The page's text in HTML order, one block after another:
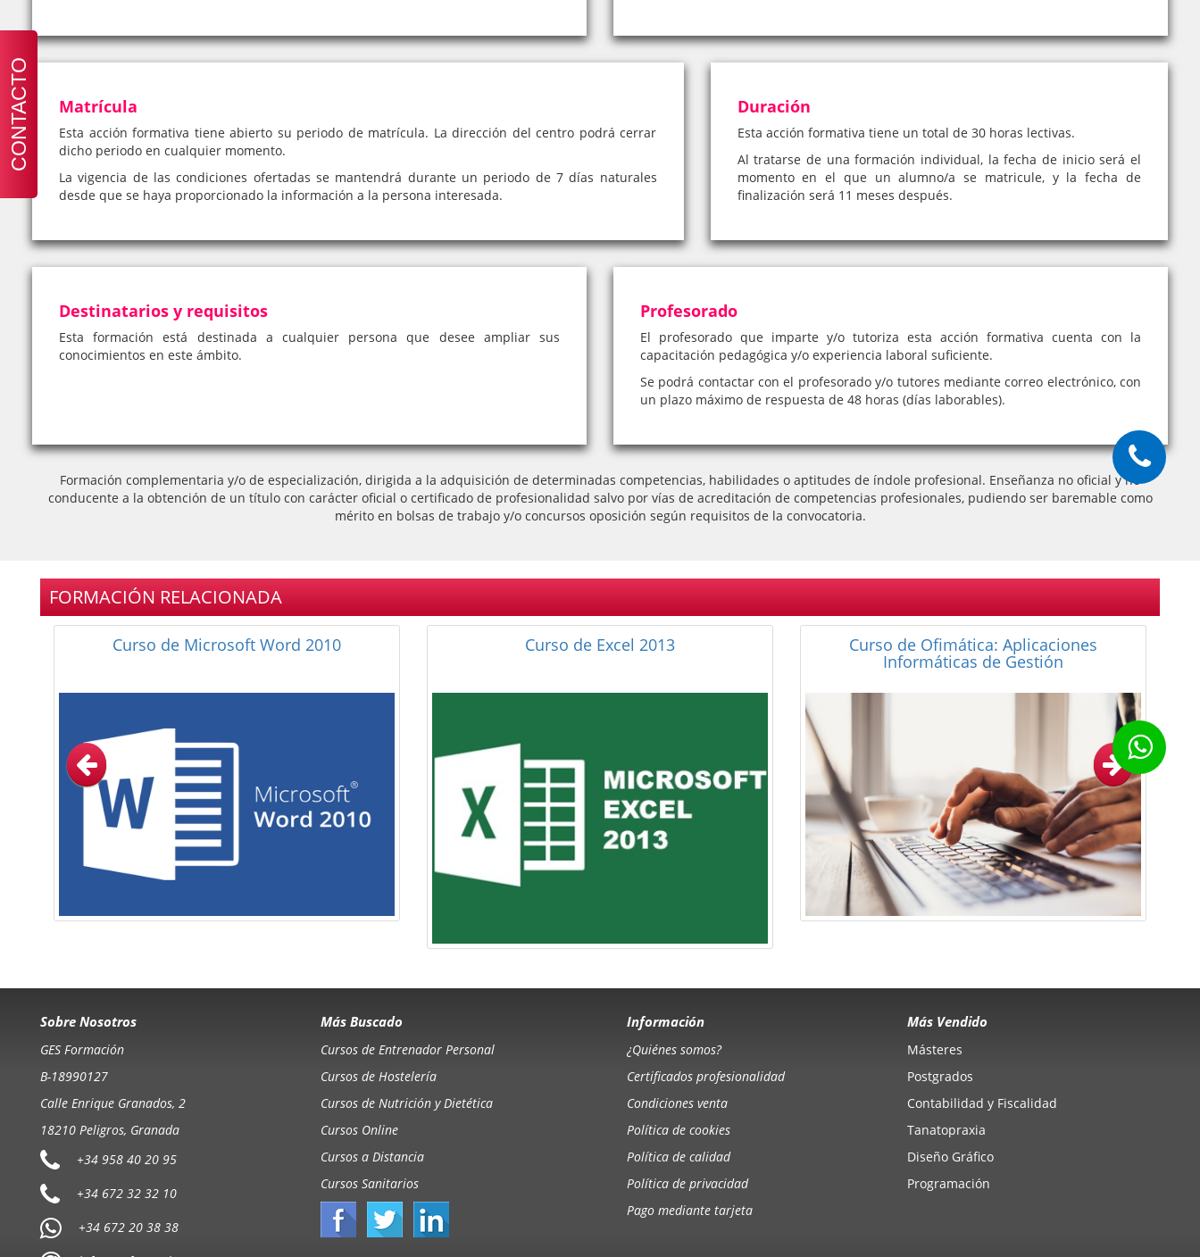
Matrícula
Esta acción formativa tiene abierto su periodo de matrícula. La dirección del centro podrá cerrar
dicho periodo en cualquier momento.
La vigencia de las condiciones ofertadas se mantendrá durante un periodo de 7 días naturales
desde que se haya proporcionado la información a la persona interesada.
Duración
Esta acción formativa tiene un total de 30 horas lectivas.
Al tratarse de una formación individual, la fecha de inicio será el
momento en el que un alumno/a se matricule, y la fecha de
finalización será 11 meses después.
Destinatarios y requisitos
Esta formación está destinada a cualquier persona que desee ampliar sus
conocimientos en este ámbito.
Profesorado
El profesorado que imparte y/o tutoriza esta acción formativa cuenta con la
capacitación pedagógica y/o experiencia laboral suficiente.
Se podrá contactar con el profesorado y/o tutores mediante correo electrónico, con
un plazo máximo de respuesta de 48 horas (días laborables).
Formación complementaria y/o de especialización, dirigida a la adquisición de determinadas competencias, habilidades o aptitudes de índole profesional. Enseñanza no oficial y no
conducente a la obtención de un título con carácter oficial o certificado de profesionalidad salvo por vías de acreditación de competencias profesionales, pudiendo ser baremable como
mérito en bolsas de trabajo y/o concursos oposición según requisitos de la convocatoria.
FORMACIÓN RELACIONADA
Curso de Power Point 2013 Curso de Office 2013 Curso Completo de Office 2016. Nivel
Profesional
Sobre Nosotros
GES Formación
B-18990127
Calle Enrique Granados, 2
18210 Peligros, Granada
+34 958 40 20 95
+34 672 32 32 10
+34 672 20 38 38
Más Buscado
Cursos de Entrenador Personal
Cursos de Hostelería
Cursos de Nutrición y Dietética
Cursos Online
Cursos a Distancia
Cursos Sanitarios
Información
¿Quiénes somos?
Certificados profesionalidad
Condiciones venta
Política de cookies
Política de calidad
Política de privacidad
Pago mediante tarjeta
Más Vendido
Másteres
Postgrados
Contabilidad y Fiscalidad
Tanatopraxia
Diseño Gráfico
Programación
CONTACTO